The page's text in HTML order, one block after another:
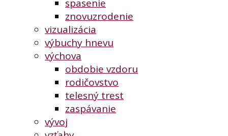
spasenie
znovuzrodenie
vizualizácia
výbuchy hnevu
výchova
obdobie vzdoru
rodičovstvo
telesný trest
zaspávanie
vývoj